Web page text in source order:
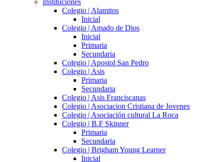
Instituciones
Colegio | Alamitos
Inicial
Colegio | Amado de Dios
Inicial
Primaria
Secundaria
Colegio | Apostol San Pedro
Colegio | Asis
Primaria
Secundaria
Colegio | Asis Franciscanas
Colegio | Asociacion Cristiana de Jovenes
Colegio | Asociación cultural La Roca
Colegio | B.F Skinner
Primaria
Secundaria
Colegio | Brigham Young Learner
Inicial